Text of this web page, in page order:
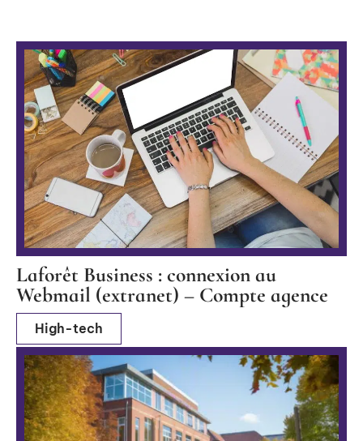
Laforêt Business : connexion au
Webmail (extranet) – Compte agence
High-tech